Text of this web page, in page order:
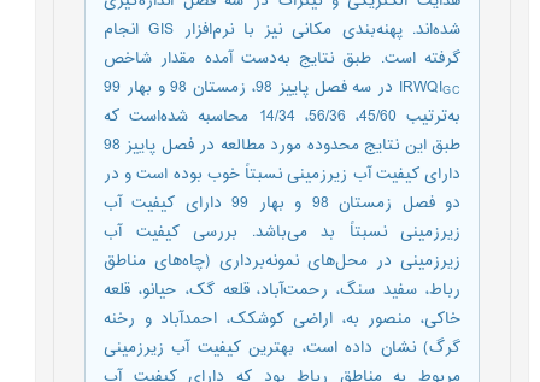
شده‌اند. پهنه‌بندی مکانی نیز با نرم‌افزار GIS انجام
گرفته است. طبق نتایج به‌دست آمده مقدار شاخص
IRWQIGC
در سه فصل پاییز 98، زمستان 98 و بهار 99
به‌ترتیب 45/60، 56/36، 14/34 محاسبه شده‌است که
طبق این نتایج محدوده مورد مطالعه در فصل پاییز 98
دارای کیفیت آب زیرزمینی نسبتاً خوب بوده است و در
دو فصل زمستان 98 و بهار 99 دارای کیفیت آب
زیرزمینی نسبتاً بد می‌باشد. بررسی کیفیت آب
زیرزمینی در محل‌های نمونه‌برداری (چاه‌های مناطق
رباط، سفید سنگ، رحمت‌آباد، قلعه گک، حیانو، قلعه
خاکی، منصور به، اراضی کوشکک، احمدآباد و رخنه
گرگ) نشان داده است، بهترین کیفیت آب زیرزمینی